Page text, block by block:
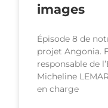
images
Épisode 8 de
projet Angonia.
responsable de
Micheline
en charge